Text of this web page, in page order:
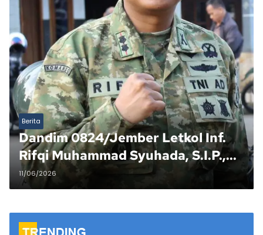
Berita
Dandim 0824/Jember Letkol Inf.
Rifqi Muhammad Syuhada, S.I.P.,
M.I.P. Tegaskan Kesiapsiagaan
Hadapi Karhutla, Simulasi TNI AD
di Wuluhan Jadi Bukti Nyata
Negara Hadir Melindungi Rakyat
11/06/2026